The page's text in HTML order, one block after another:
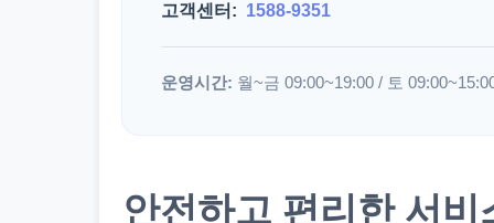
고객센터: 1588-9351
운영시간: 월~금 09:00~19:00 / 토
안전하고 편리한 서